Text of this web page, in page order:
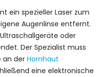
ein spezieller Laser zum
Augenlinse entfernt.
oder
Der Spezialist muss
an der Hornhaut
eine elektronische